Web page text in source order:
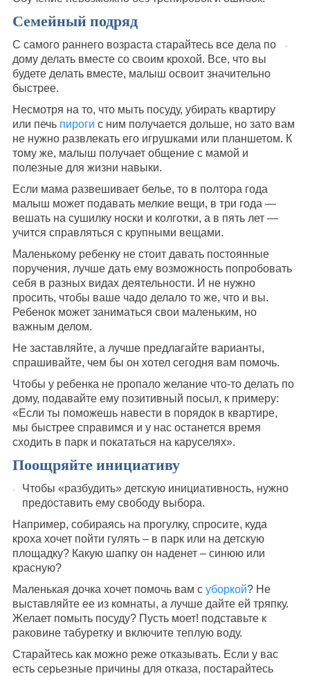
Семейный подряд
С самого раннего возраста старайтесь все дела по
дому делать вместе со своим крохой. Все, что вы
будете делать вместе, малыш освоит значительно
быстрее.
Несмотря на то, что мыть посуду, убирать квартиру
или печь пироги с ним получается дольше, но зато вам
не нужно развлекать его игрушками или планшетом. К
тому же, малыш получает общение с мамой и
полезные для жизни навыки.
Если мама развешивает белье, то в полтора года
малыш может подавать мелкие вещи, в три года —
вешать на сушилку носки и колготки, а в пять лет —
учится справляться с крупными вещами.
Маленькому ребенку не стоит давать постоянные
поручения, лучше дать ему возможность попробовать
себя в разных видах деятельности. И не нужно
просить, чтобы ваше чадо делало то же, что и вы.
Ребенок может заниматься свои маленьким, но
важным делом.
Не заставляйте, а лучше предлагайте варианты,
спрашивайте, чем бы он хотел сегодня вам помочь.
Чтобы у ребенка не пропало желание что-то делать по
дому, подавайте ему позитивный посыл, к примеру:
«Если ты поможешь навести в порядок в квартире,
мы быстрее справимся и у нас останется время
сходить в парк и покататься на каруселях».
Поощряйте инициативу
Чтобы «разбудить» детскую инициативность, нужно
предоставить ему свободу выбора.
Например, собираясь на прогулку, спросите, куда
кроха хочет пойти гулять – в парк или на детскую
площадку? Какую шапку он наденет – синюю или
красную?
Маленькая дочка хочет помочь вам с уборкой? Не
выставляйте ее из комнаты, а лучше дайте ей тряпку.
Желает помыть посуду? Пусть моет! подставьте к
раковине табуретку и включите теплую воду.
Старайтесь как можно реже отказывать. Если у вас
есть серьезные причины для отказа, постарайтесь